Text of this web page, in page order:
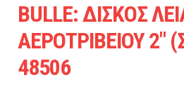
BULLE: ΔΙΣΚΟΣ
ΑΕΡΟΤΡΙΒΕΙΟΥ 2"
48506